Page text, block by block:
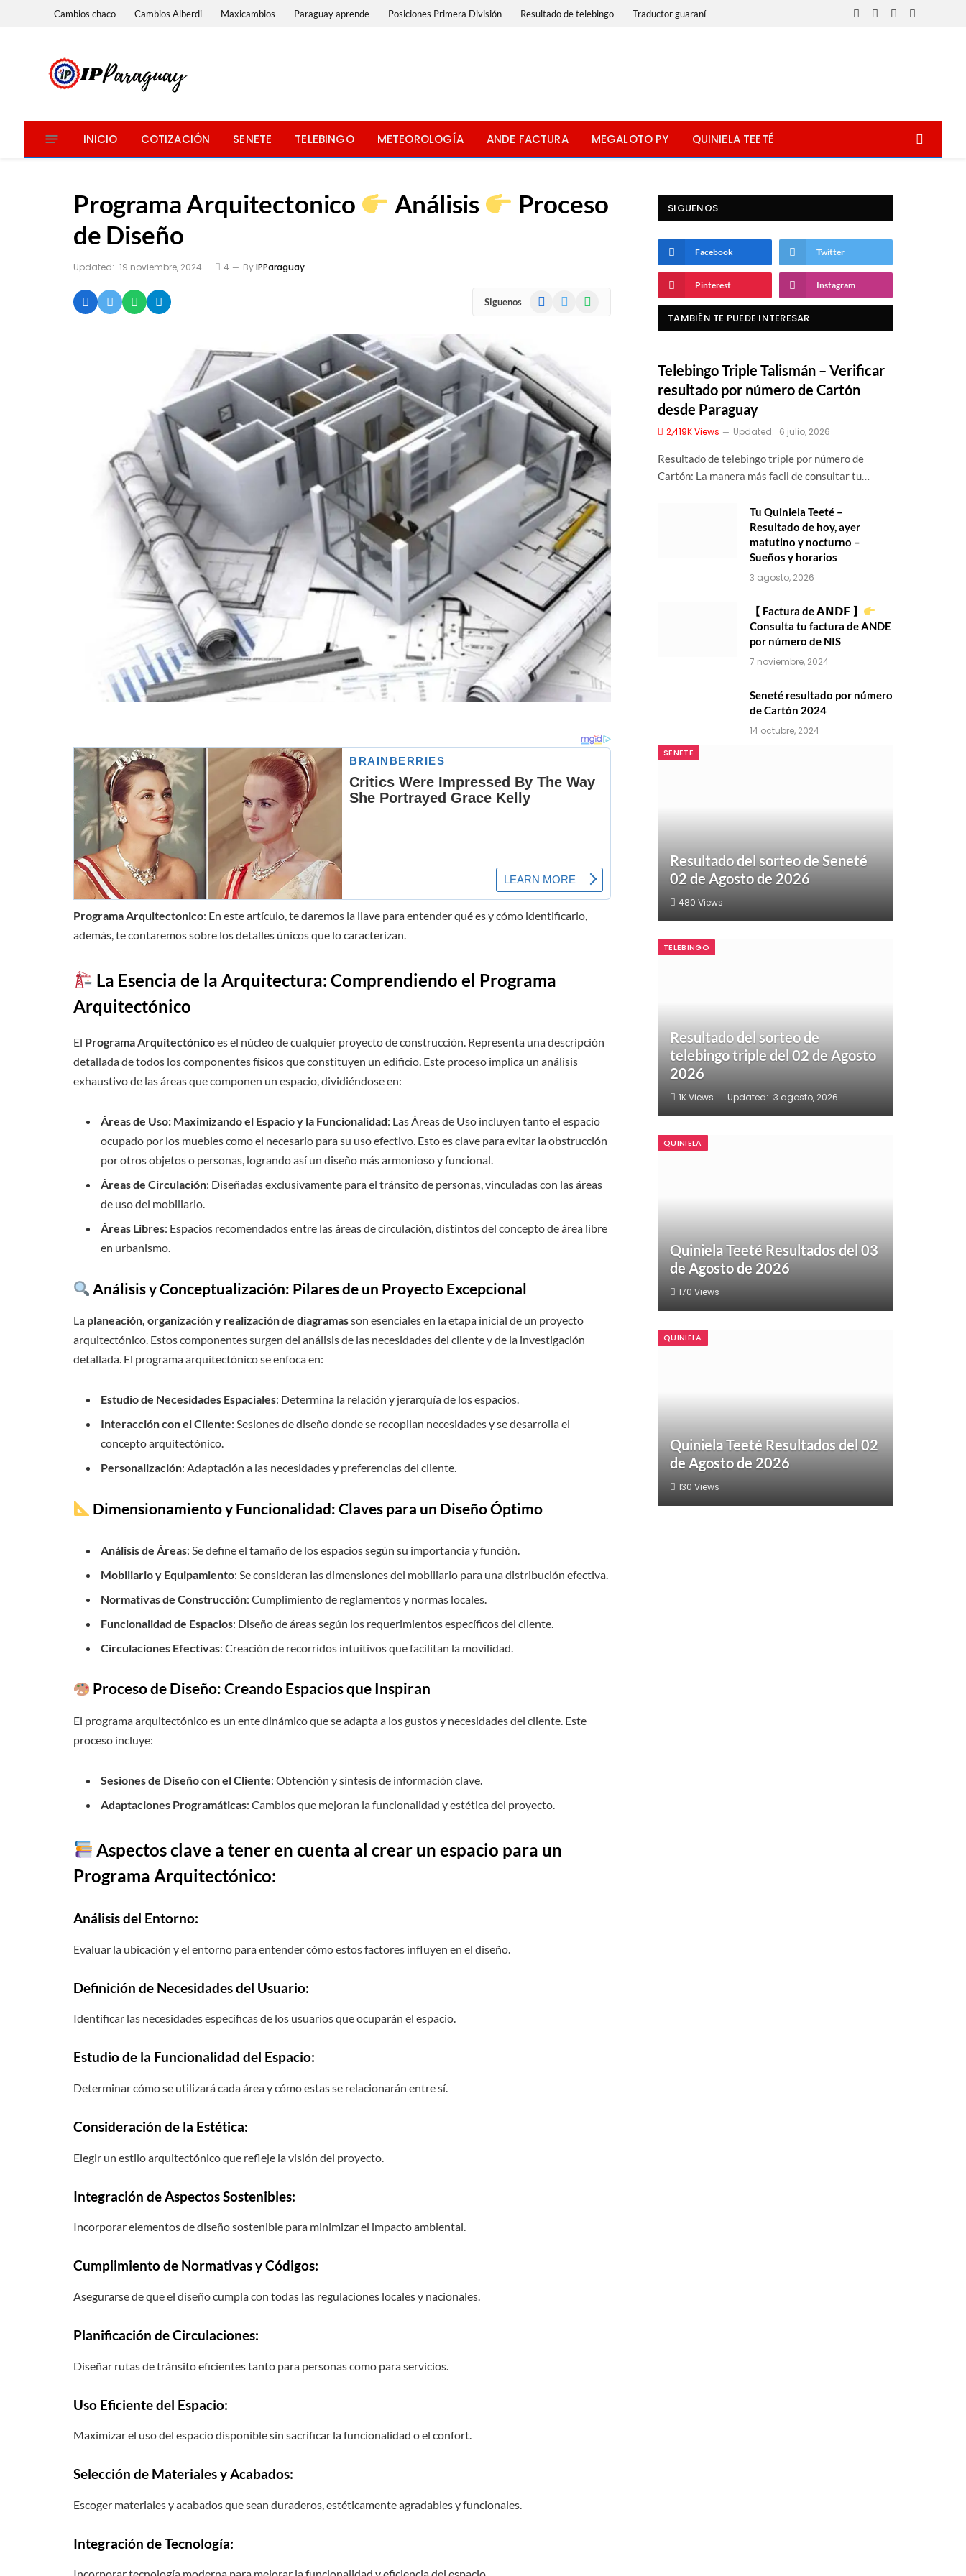
Cambios chaco Cambios Alberdi Maxicambios Paraguay aprende Posiciones Primera División Resultado de telebingo Traductor guaraní
Facebook
X
InstagramWhatsApp
INICIO COTIZACIÓN SENETE TELEBINGO METEOROLOGÍA ANDE FACTURA MEGALOTO PY QUINIELA TEETÉ
Programa Arquitectonico Análisis
Proceso
de Diseño
Updated: 19 noviembre, 2024 4 ByIPParaguay
Siguenos Facebook WhatsApp
Programa Arquitectonico: En este artículo, te daremos la llave para entender qué es y cómo identificarlo,
además, te contaremos sobre los detalles únicos que lo caracterizan.
La Esencia de la Arquitectura: Comprendiendo el Programa
Arquitectónico
El Programa Arquitectónicoes el núcleo de cualquier proyecto de construcción. Representa una descripción
detallada de todos los componentes físicos que constituyen un edificio. Este proceso implica un análisis
exhaustivo de las áreas que componen un espacio, dividiéndose en:
Áreas de Uso: Maximizando el Espacio y la Funcionalidad: Las Áreas de Uso incluyen tanto el espacio
ocupado por los muebles como el necesario para su uso efectivo. Esto es clave para evitar la obstrucción
por otros objetos o personas, logrando así un diseño más armonioso y funcional.
Áreas de Circulación: Diseñadas exclusivamente para el tránsito de personas, vinculadas con las áreas
de uso del mobiliario.
Áreas Libres: Espacios recomendados entre las áreas de circulación, distintos del concepto de área libre
en urbanismo.
Análisis y Conceptualización: Pilares de un Proyecto Excepcional
La planeación, organización y realización de diagramasson esenciales en la etapa inicial de un proyecto
arquitectónico. Estos componentes surgen del análisis de las necesidades del cliente y de la investigación
detallada. El programa arquitectónico se enfoca en:
Estudio de Necesidades Espaciales: Determina la relación y jerarquía de los espacios.
Interacción con el Cliente: Sesiones de diseño donde se recopilan necesidades y se desarrolla el
concepto arquitectónico.
Personalización: Adaptación a las necesidades y preferencias del cliente.
Dimensionamiento y Funcionalidad: Claves para un Diseño Óptimo
Análisis de Áreas: Se define el tamaño de los espacios según su importancia y función.
Mobiliario y Equipamiento: Se consideran las dimensiones del mobiliario para una distribución efectiva.
Normativas de Construcción: Cumplimiento de reglamentos y normas locales.
Funcionalidad de Espacios: Diseño de áreas según los requerimientos específicos del cliente.
Circulaciones Efectivas: Creación de recorridos intuitivos que facilitan la movilidad.
Proceso de Diseño: Creando Espacios que Inspiran
El programa arquitectónico es un ente dinámico que se adapta a los gustos y necesidades del cliente. Este
proceso incluye:
Sesiones de Diseño con el Cliente: Obtención y síntesis de información clave.
Adaptaciones Programáticas: Cambios que mejoran la funcionalidad y estética del proyecto.
Aspectos clave a tener en cuenta al crear un espacio para un
Programa Arquitectónico:
Análisis del Entorno:
Evaluar la ubicación y el entorno para entender cómo estos factores influyen en el diseño.
Definición de Necesidades del Usuario:
Identificar las necesidades específicas de los usuarios que ocuparán el espacio.
Estudio de la Funcionalidad del Espacio:
Determinar cómo se utilizará cada área y cómo estas se relacionarán entre sí.
Consideración de la Estética:
Elegir un estilo arquitectónico que refleje la visión del proyecto.
Integración de Aspectos Sostenibles:
Incorporar elementos de diseño sostenible para minimizar el impacto ambiental.
Cumplimiento de Normativas y Códigos:
Asegurarse de que el diseño cumpla con todas las regulaciones locales y nacionales.
Planificación de Circulaciones:
Diseñar rutas de tránsito eficientes tanto para personas como para servicios.
Uso Eficiente del Espacio:
Maximizar el uso del espacio disponible sin sacrificar la funcionalidad o el confort.
Selección de Materiales y Acabados:
Escoger materiales y acabados que sean duraderos, estéticamente agradables y funcionales.
Integración de Tecnología:
SIGUENOS
Facebook Twitter
Pinterest Instagram
TAMBIÉN TE PUEDE INTERESAR
Telebingo Triple Talismán – Verificar
resultado por número de Cartón
desde Paraguay
2,419KViews Updated: 6 julio, 2026
Resultado de telebingo triple por número de
Cartón: La manera más facil de consultar tu…
Tu Quiniela Teeté –
Resultado de hoy, ayer
matutino y nocturno –
Sueños y horarios
3 agosto, 2026
【 Factura de 𝗔𝗡𝗗𝗘 】
Consulta tu factura de ANDE
por número de NIS
7 noviembre, 2024
Seneté resultado por número
de Cartón 2024
14 octubre, 2024
SENETE
Resultado del sorteo de Seneté
02 de Agosto de 2026
480 Views
TELEBINGO
Resultado del sorteo de
telebingo triple del 02 de Agosto
2026
1KViews Updated: 3 agosto, 2026
QUINIELA
Quiniela Teeté Resultados del 03
de Agosto de 2026
170 Views
QUINIELA
Quiniela Teeté Resultados del 02
de Agosto de 2026
130 Views